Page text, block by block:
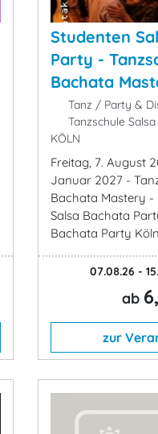
Studenten
Party -
Bachata
Tanz / Party &
Tanzschule
KÖLN
Freitag, 7. August
Januar 2027 -
Bachata Mastery -
Salsa Bachata
Bachata Party Köln
07.08.26 -
ab
zur